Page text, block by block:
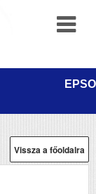
Vissza a főoldalra